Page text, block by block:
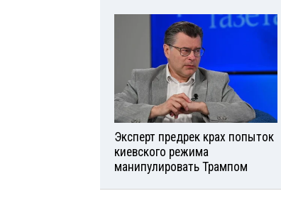
Эксперт предрек крах попыток
киевского режима
манипулировать Трампом